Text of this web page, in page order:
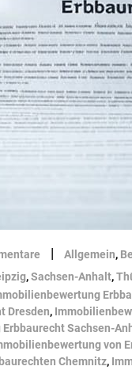
| Allgemein,
,Sachsen-Anhalt,
Dresden,
Sachsen-
von
Chemnitz,